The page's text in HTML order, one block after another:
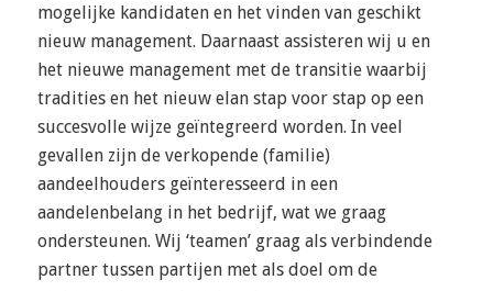
mogelijke kandidaten en het vinden van geschikt
nieuw management. Daarnaast assisteren wij u en
het nieuwe management met de transitie waarbij
tradities en het nieuw elan stap voor stap op een
succesvolle wijze geïntegreerd worden. In veel
gevallen zijn de verkopende (familie)
aandeelhouders geïnteresseerd in een
aandelenbelang in het bedrijf, wat we graag
ondersteunen. Wij ‘teamen’ graag als verbindende
partner tussen partijen met als doel om de